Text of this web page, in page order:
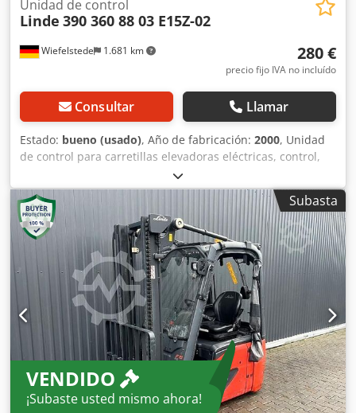
Wiefelstede 1.681 km
Unidad de control
Linde 390 360 88 03 E15Z-02
280 €
precio fijo IVA no incluído
Consultar Llamar
Estado: bueno (usado), Año de fabricación: 2000, Unidad
de control para carretillas elevadoras eléctricas, control,
módulo de control, interfaz, control del motor, controlador
del motor, control, control de la conducción, control de la
corriente de conducción, control de la dirección. Chsdpfjzg
A N Sox Anuja -Fabricante: Linde, módulo de control de la
dirección de una carretilla elevadora eléctrica E15Z-02. -N.º
de pieza: 390 360 88 03 -Voltaje: 24 V/48 V -Dimensiones:
130/110/45 mm (alto) -Peso: 0,5 kg
Subasta
VENDIDO
¡Subaste usted mismo ahora!